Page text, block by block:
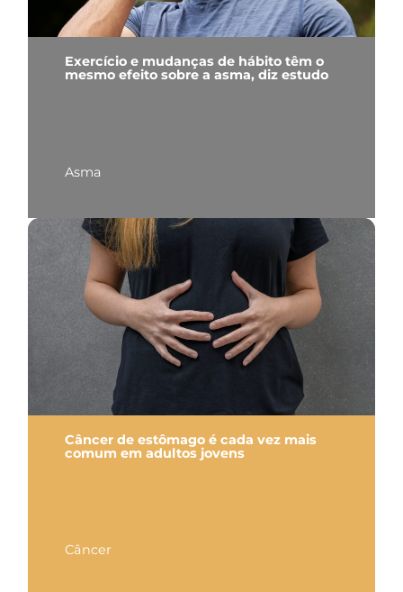
Exercício e mudanças de hábito têm o
mesmo efeito sobre a asma, diz estudo
Asma
Câncer de estômago é cada vez mais
comum em adultos jovens
Câncer